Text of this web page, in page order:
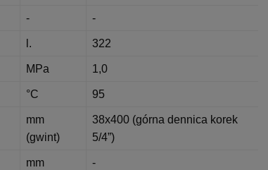
- -
l. 322
MPa 1,0
°C 95
mm
(gwint)
38x400 (górna dennica korek
5/4”)
mm -